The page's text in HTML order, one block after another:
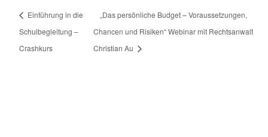
Einführung in die
Schulbegleitung –
Crashkurs
„Das persönliche Budget – Voraussetzungen,
Chancen und Risiken“ Webinar mit Rechtsanwalt
Christian Au